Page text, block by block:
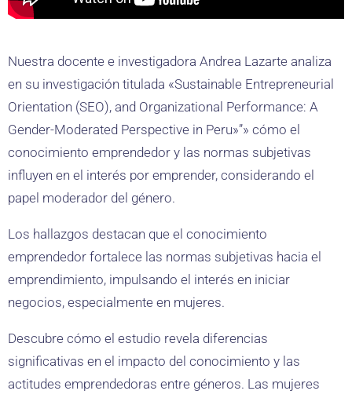
Nuestra docente e investigadora Andrea Lazarte analiza
en su investigación titulada «Sustainable Entrepreneurial
Orientation (SEO), and Organizational Performance: A
Gender-Moderated Perspective in Peru»”» cómo el
conocimiento emprendedor y las normas subjetivas
influyen en el interés por emprender, considerando el
papel moderador del género.
Los hallazgos destacan que el conocimiento
emprendedor fortalece las normas subjetivas hacia el
emprendimiento, impulsando el interés en iniciar
negocios, especialmente en mujeres.
Descubre cómo el estudio revela diferencias
significativas en el impacto del conocimiento y las
actitudes emprendedoras entre géneros. Las mujeres